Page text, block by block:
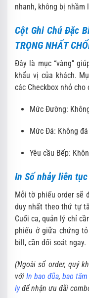
nhanh, không bị nhầm
Cột Ghi Chú Đặc
TRỌNG NHẤT
Đây là mục “vàng”
khẩu vị của khách.
các Checkbox nhỏ
Mức Đường:
Mức Đá: Không
Yêu cầu Bếp:
In Số nhảy liên
Mỗi tờ phiếu order sẽ
duy nhất theo thứ tự
Cuối ca, quản lý chỉ
phiếu ở giữa chứng
bill, cần đối soát ngay.
(Ngoài sổ order, quý
với In bao đũa, bao
lyđể nhận ưu đãi